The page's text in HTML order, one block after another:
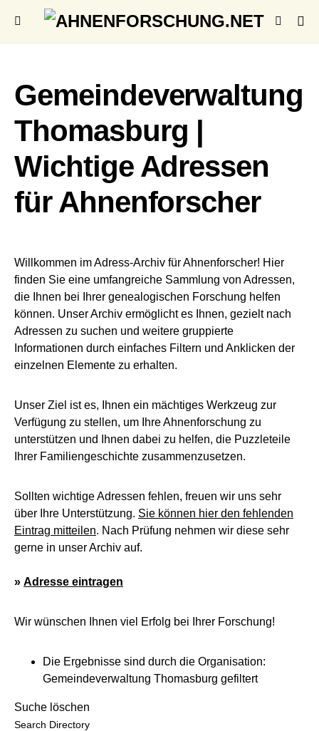
Gemeindeverwaltung
Thomasburg |
Wichtige Adressen
für Ahnenforscher
Willkommen im Adress-Archiv für Ahnenforscher! Hier
finden Sie eine umfangreiche Sammlung von Adressen,
die Ihnen bei Ihrer genealogischen Forschung helfen
können. Unser Archiv ermöglicht es Ihnen, gezielt nach
Adressen zu suchen und weitere gruppierte
Informationen durch einfaches Filtern und Anklicken der
einzelnen Elemente zu erhalten.
Unser Ziel ist es, Ihnen ein mächtiges Werkzeug zur
Verfügung zu stellen, um Ihre Ahnenforschung zu
unterstützen und Ihnen dabei zu helfen, die Puzzleteile
Ihrer Familiengeschichte zusammenzusetzen.
Sollten wichtige Adressen fehlen, freuen wir uns sehr
über Ihre Unterstützung. Sie können hier den fehlenden
Eintrag mitteilen. Nach Prüfung nehmen wir diese sehr
gerne in unser Archiv auf.
» Adresse eintragen
Wir wünschen Ihnen viel Erfolg bei Ihrer Forschung!
Die Ergebnisse sind durch die Organisation:
Gemeindeverwaltung Thomasburg gefiltert
Suche löschen
Search Directory